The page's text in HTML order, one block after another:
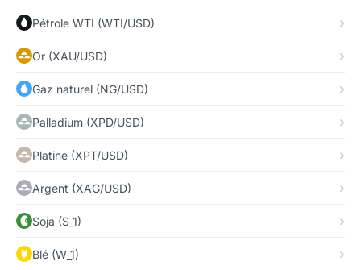
Pétrole WTI (WTI/USD)
Or (XAU/USD)
Gaz naturel (NG/USD)
Palladium (XPD/USD)
Platine (XPT/USD)
Argent (XAG/USD)
Soja (S_1)
Blé (W_1)